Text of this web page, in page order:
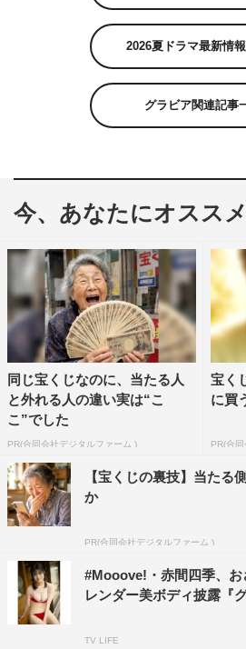
2026夏ドラマ最新情
グラビア関連記事
今、あなたにオススメ
同じ宝くじなのに、当たる人
と外れる人の違い実は“こ
こ”でした
PR(合同会社デジタルファーム )
宝く
に買
PR(合
【宝くじの裏技】当たる
か
PR(合同会社デジタルファーム )
#Mooove!・赤間四季、
レンダー美ボディ披露『
TV LIFE